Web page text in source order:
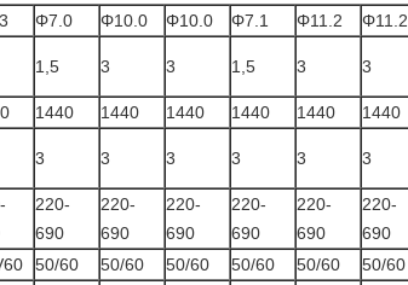
Φ7.0 Φ10.0 Φ10.0 Φ7.1 Φ11.2 Φ11.2
1,5 3 3 1,5 3 3
1440 1440 1440 1440 1440 1440
3 3 3 3 3 3
220-
690
220-
690
220-
690
220-
690
220-
690
220-
690
50/60 50/60 50/60 50/60 50/60 50/60